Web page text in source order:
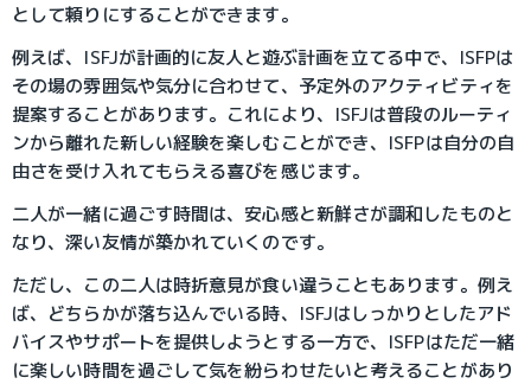
として頼りにすることができます。
例えば、ISFJが計画的に友人と遊ぶ計画を立てる中で、ISFPは
その場の雰囲気や気分に合わせて、予定外のアクティビティを
提案することがあります。これにより、ISFJは普段のルーティ
ンから離れた新しい経験を楽しむことができ、ISFPは自分の自
由さを受け入れてもらえる喜びを感じます。
二人が一緒に過ごす時間は、安心感と新鮮さが調和したものと
なり、深い友情が築かれていくのです。
ただし、この二人は時折意見が食い違うこともあります。例え
ば、どちらかが落ち込んでいる時、ISFJはしっかりとしたアド
バイスやサポートを提供しようとする一方で、ISFPはただ一緒
に楽しい時間を過ごして気を紛らわせたいと考えることがあり